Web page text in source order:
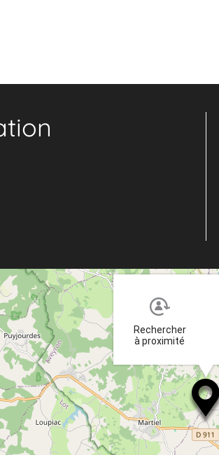
Rechercher
à proximité